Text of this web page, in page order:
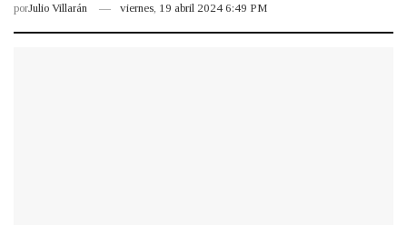
porJulio Villarán viernes, 19 abril 2024 6:49 PM